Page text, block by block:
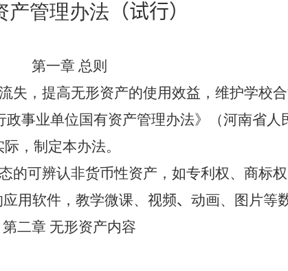
产管理办法 （试行）
第一章 总则
失，提高无形资产的使用效益，维护学校
政事业单位国有资产管理办法》（河南省人
，制定本办法。
可辨认非货币性资产，如专利权、商标
用软件 ，教学微课、 视频、 动画、图片等
第二章 无形资产内容